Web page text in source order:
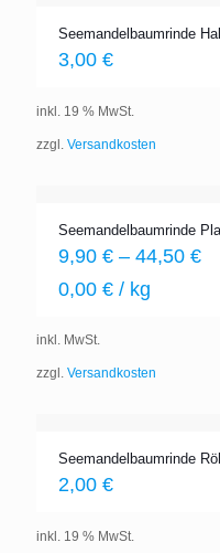
Seemandelbaumrinde
3,00 €
inkl. 19 % MwSt.
zzgl. Versandkosten
Seemandelbaumrinde
9,90 € – 44,50 €
0,00 € / kg
inkl. MwSt.
zzgl. Versandkosten
Seemandelbaumrinde
2,00 €
inkl. 19 % MwSt.